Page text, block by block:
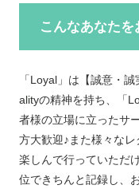
こんなあなた
「Loyal」は【誠意・
alityの精神を持ち、「
者様の立場に立ったサ
方大歓迎♪また様々な
楽しんで行っていただ
位できちんと記録し、